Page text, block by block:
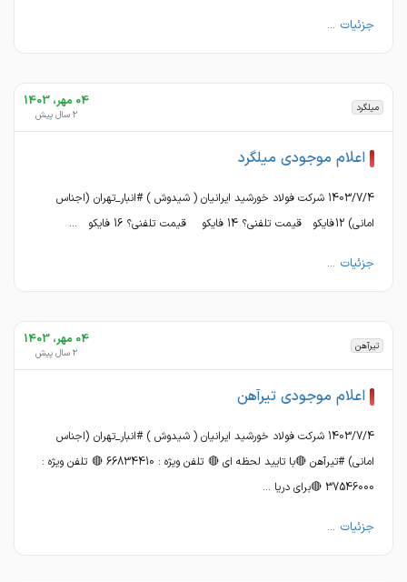
جزئیات ...
میلگرد 04 مهر، 1403
2 سال پیش
اعلام موجودی میلگرد
1403/7/4 شرکت فولاد خورشید ایرانیان ( شیدوش ) #انبار_تهران (اجناس
امانی) 12 فایکو قیمت تلفنی؟ 14 فایکو قیمت تلفنی؟ 16 فایکو ...
جزئیات ...
تیرآهن 04 مهر، 1403
2 سال پیش
اعلام موجودی تیرآهن
1403/7/4 شرکت فولاد خورشید ایرانیان ( شیدوش ) #انبار_تهران (اجناس
امانی) #تیرآهن 🔴با تایید لحظه ای 🔴 تلفن ویژه : 66834410 🔴 تلفن ویژه :
37546000 🔴برای دریا ...
جزئیات ...